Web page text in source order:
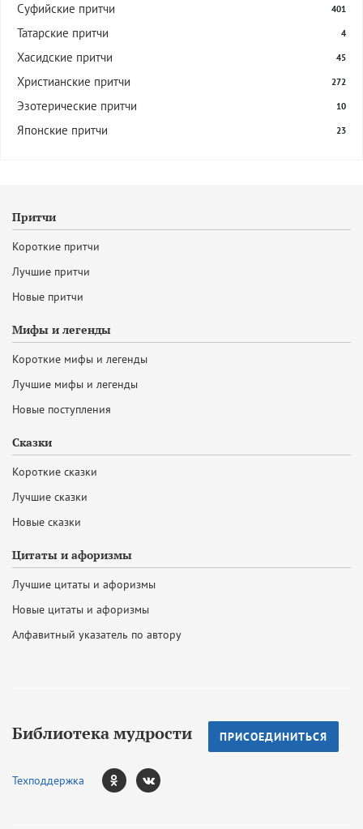
Суфийские притчи 401
Татарские притчи 4
Хасидские притчи 45
Христианские притчи 272
Эзотерические притчи 10
Японские притчи 23
Притчи
Короткие притчи
Лучшие притчи
Новые притчи
Мифы и легенды
Короткие мифы и легенды
Лучшие мифы и легенды
Новые поступления
Сказки
Короткие сказки
Лучшие сказки
Новые сказки
Цитаты и афоризмы
Лучшие цитаты и афоризмы
Новые цитаты и афоризмы
Алфавитный указатель по автору
Библиотека мудрости ПРИСОЕДИНИТЬСЯ
Техподдержка